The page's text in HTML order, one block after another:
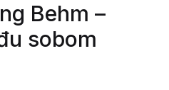
Behm –
sobom